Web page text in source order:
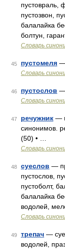
пустовраль,
пустозвон,
балалайка
болтун,
Словарь
45 пустомеля
Словарь
46 пустослов
Словарь
47 речужник —
синонимов.
(50) • …
Словарь
48 суеслов —
пустослов,
пустоболт,
балалайка
водолей,
Словарь
49 трепач —
водолей,